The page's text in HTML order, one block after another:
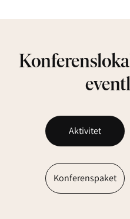
Aktivitet
Konferenspaket